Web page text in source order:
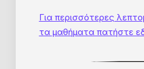
Για περισσότερες
τα μαθήματα πατήστε